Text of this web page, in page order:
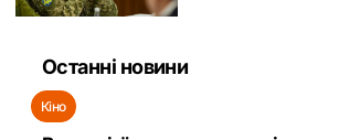
Останні новини
Кіно